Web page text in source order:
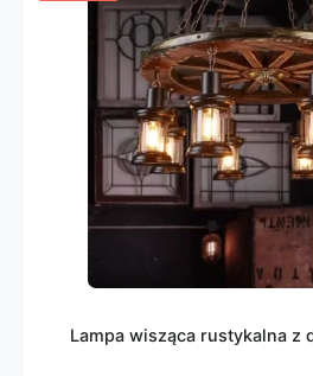
Lampa wisząca rustykalna z